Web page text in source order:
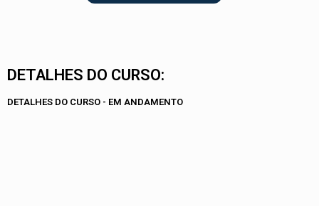
DETALHES DO CURSO:
DETALHES DO CURSO - EM ANDAMENTO